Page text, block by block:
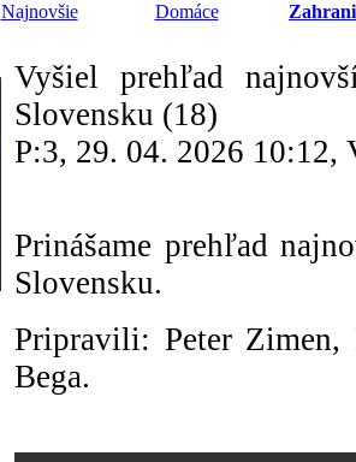
Najnovšie Domáce
Vyšiel prehľad
Slovensku (18)
P:3, 29. 04. 2026 10:12,
Prinášame prehľad
Slovensku.
Pripravili: Peter
Bega.